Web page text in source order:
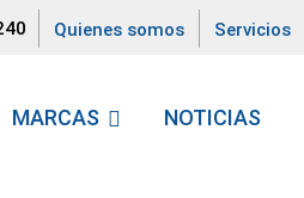
Quienes somos Servicios
MARCAS NOTICIAS